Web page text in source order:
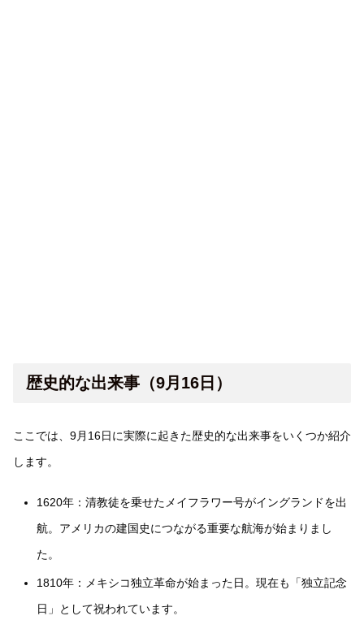
歴史的な出来事（9月16日）
ここでは、9月16日に実際に起きた歴史的な出来事をいくつか紹介
します。
1620年：清教徒を乗せたメイフラワー号がイングランドを出
航。アメリカの建国史につながる重要な航海が始まりまし
た。
1810年：メキシコ独立革命が始まった日。現在も「独立記念
日」として祝われています。